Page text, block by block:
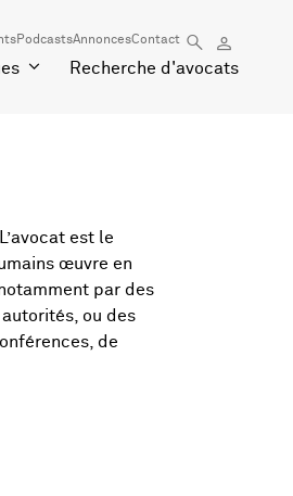
PodcastsAnnoncesContact
Recherche d'avocats
est le
œuvre en
par des
ou des
de